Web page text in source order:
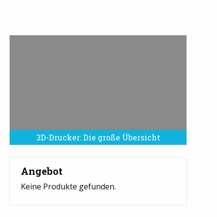
3D-Drucker: Die große Übersicht
Angebot
Keine Produkte gefunden.